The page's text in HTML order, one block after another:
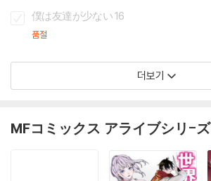
僕は友達が少ない 16
품절
더보기
MFコミックス アライブシリ-ズ